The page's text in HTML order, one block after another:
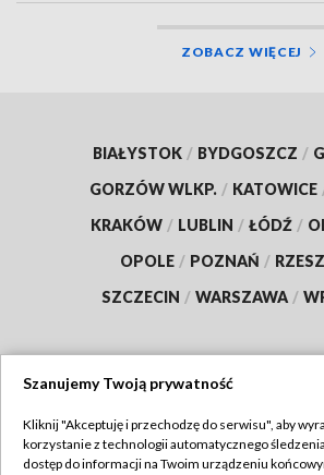
ZOBACZ WIĘCEJ
BIAŁYSTOK / BYDGOSZCZ /
GORZÓW WLKP. / KATOWICE
KRAKÓW / LUBLIN / ŁÓDŹ /
OPOLE / POZNAŃ /
SZCZECIN / WARSZAWA /
TVP
Szanujemy Twoją prywatność
Kliknij "Akceptuję i przechodzę do serwisu", aby
korzystanie z technologii automatycznego
dostęp do informacji na Twoim urządzeniu